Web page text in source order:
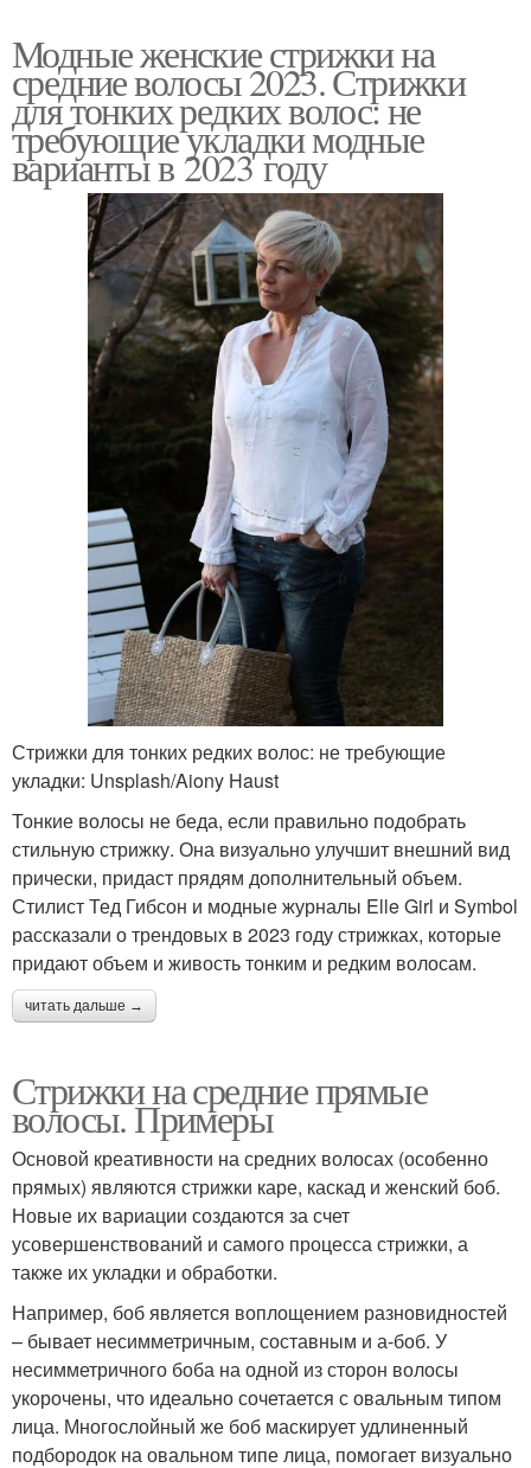
Модные женские стрижки на
средние волосы 2023. Стрижки
для тонких редких волос: не
требующие укладки модные
варианты в 2023 году
Стрижки для тонких редких волос: не требующие
укладки: Unsplash/Aiony Haust
Тонкие волосы не беда, если правильно подобрать
стильную стрижку. Она визуально улучшит внешний вид
прически, придаст прядям дополнительный объем.
Стилист Тед Гибсон и модные журналы Elle Girl и Symbol
рассказали о трендовых в 2023 году стрижках, которые
придают объем и живость тонким и редким волосам.
читать дальше →
Стрижки на средние прямые
волосы. Примеры
Основой креативности на средних волосах (особенно
прямых) являются стрижки каре, каскад и женский боб.
Новые их вариации создаются за счет
усовершенствований и самого процесса стрижки, а
также их укладки и обработки.
Например, боб является воплощением разновидностей
– бывает несимметричным, составным и а-боб. У
несимметричного боба на одной из сторон волосы
укорочены, что идеально сочетается с овальным типом
лица. Многослойный же боб маскирует удлиненный
подбородок на овальном типе лица, помогает визуально